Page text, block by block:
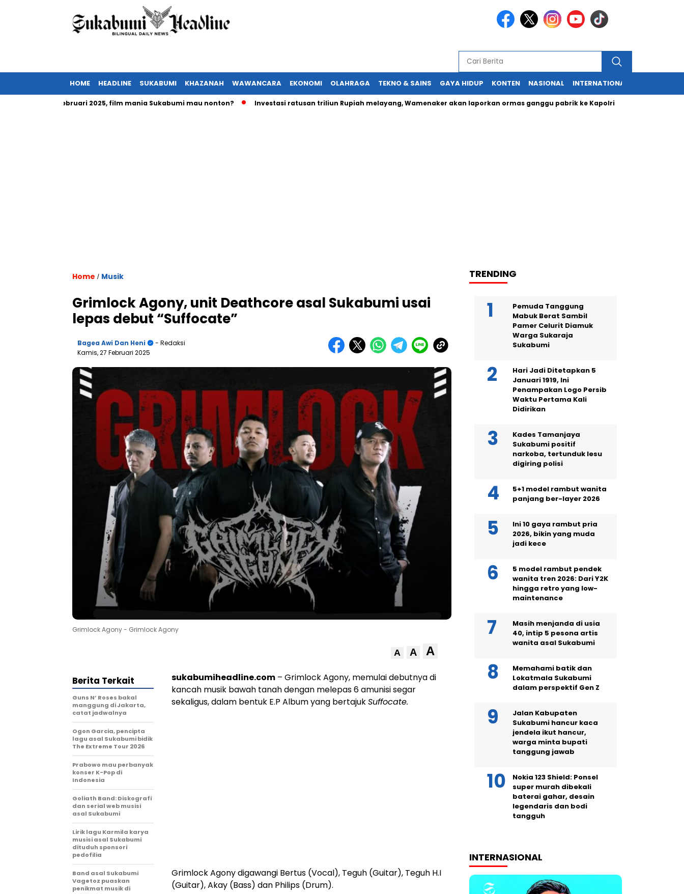
HOME HEADLINE SUKABUMI KHAZANAH WAWANCARA EKONOMI OLAHRAGA TEKNO & SAINS GAYA HIDUP KONTEN NASIONAL INTERNATIONAL
tayang Februari 2025, film mania Sukabumi mau nonton? Investasi ratusan triliun Rupiah melayang, Wamenaker akan laporkan ormas ganggu pabrik ke Kapolri Cabup dan Cawali
Home / Musik
Grimlock Agony, unit Deathcore asal Sukabumi usai
lepas debut “Suffocate”
Bagea Awi Dan Heni
- Redaksi
Kamis, 27 Februari 2025
Grimlock Agony - Grimlock Agony
A A A
sukabumiheadline.com – Grimlock Agony, memulai debutnya di
kancah musik bawah tanah dengan melepas 6 amunisi segar
sekaligus, dalam bentuk E.P Album yang bertajukSuffocate.
Grimlock Agony digawangi Bertus (Vocal), Teguh (Guitar), Teguh H.I
(Guitar), Akay (Bass) dan Philips (Drum).
Berita Terkait
Guns N’ Roses bakal
manggung di Jakarta,
catat jadwalnya
Ogon Garcia, pencipta
lagu asal Sukabumi bidik
The Extreme Tour 2026
Prabowo mau perbanyak
konser K-Pop di
Indonesia
Goliath Band: Diskografi
dan serial web musisi
asal Sukabumi
Lirik lagu Karmila karya
musisi asal Sukabumi
dituduh sponsori
pedofilia
Band asal Sukabumi
Vagetoz puaskan
penikmat musik di
TRENDING
Pemuda Tanggung
Mabuk Berat Sambil
Pamer Celurit Diamuk
Warga Sukaraja
Sukabumi
Hari Jadi Ditetapkan 5
Januari 1919, Ini
Penampakan Logo Persib
Waktu Pertama Kali
Didirikan
Kades Tamanjaya
Sukabumi positif
narkoba, tertunduk lesu
digiring polisi
5+1 model rambut wanita
panjang ber-layer 2026
Ini 10 gaya rambut pria
2026, bikin yang muda
jadi kece
5 model rambut pendek
wanita tren 2026: Dari Y2K
hingga retro yang low-
maintenance
Masih menjanda di usia
40, intip 5 pesona artis
wanita asal Sukabumi
Memahami batik dan
Lokatmala Sukabumi
dalam perspektif Gen Z
Jalan Kabupaten
Sukabumi hancur kaca
jendela ikut hancur,
warga minta bupati
tanggung jawab
Nokia 123 Shield: Ponsel
super murah dibekali
baterai gahar, desain
legendaris dan bodi
tangguh
INTERNASIONAL